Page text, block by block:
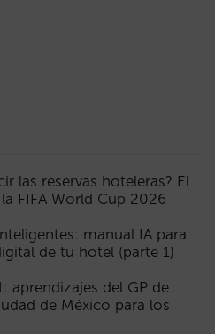
las reservas hoteleras? El
FIFA World Cup 2026
manual IA para
de tu hotel (parte 1)
aprendizajes del GP de
de México para los